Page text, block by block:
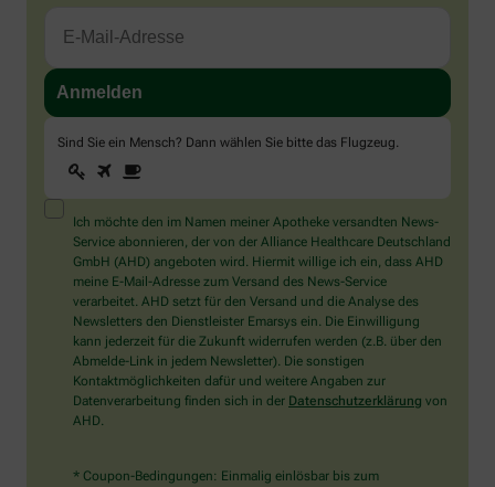
Sind Sie ein Mensch? Dann wählen Sie bitte das Flugzeug.
Sind
Sie
ein
Mensch?
Dann
wählen
Sie
bitte
das
Flugzeug.
1 2
Ich möchte den im Namen meiner Apotheke versandten News-
Service abonnieren, der von der Alliance Healthcare Deutschland
GmbH (AHD) angeboten wird. Hiermit willige ich ein, dass AHD
meine E-Mail-Adresse zum Versand des News-Service
verarbeitet. AHD setzt für den Versand und die Analyse des
Newsletters den Dienstleister Emarsys ein. Die Einwilligung
kann jederzeit für die Zukunft widerrufen werden (z.B. über den
Abmelde-Link in jedem Newsletter). Die sonstigen
Kontaktmöglichkeiten dafür und weitere Angaben zur
Datenverarbeitung finden sich in der Datenschutzerklärung von
AHD.
* Coupon-Bedingungen: Einmalig einlösbar bis zum